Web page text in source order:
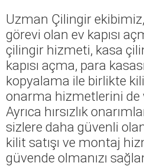
Uzman Çilingir
görevi olan ev kapısı
çilingir hizmeti, kasa
kapısı açma, para
kopyalama ile birlikte
onarma hizmetlerini de
Ayrıca hırsızlık
sizlere daha güvenli
kilit satışı ve montaj
güvende olmanızı